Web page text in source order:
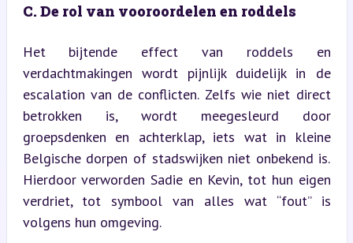
C. De rol van vooroordelen en roddels
Het bijtende effect van roddels en
verdachtmakingen wordt pijnlijk duidelijk in de
escalation van de conflicten. Zelfs wie niet direct
betrokken is, wordt meegesleurd door
groepsdenken en achterklap, iets wat in kleine
Belgische dorpen of stadswijken niet onbekend is.
Hierdoor verworden Sadie en Kevin, tot hun eigen
verdriet, tot symbool van alles wat “fout” is
volgens hun omgeving.